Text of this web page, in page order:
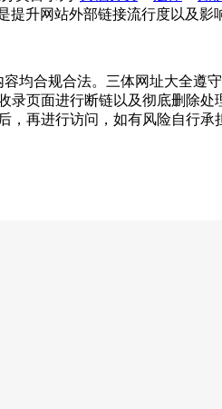
提升网站外部链接流行度以及
均合规合法。三体网址大全
页面进行断链以及彻底删除
再进行访问，如有风险自行承